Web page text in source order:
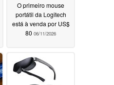
O primeiro mouse
portátil da Logitech
está à venda por US$
80 06/11/2026